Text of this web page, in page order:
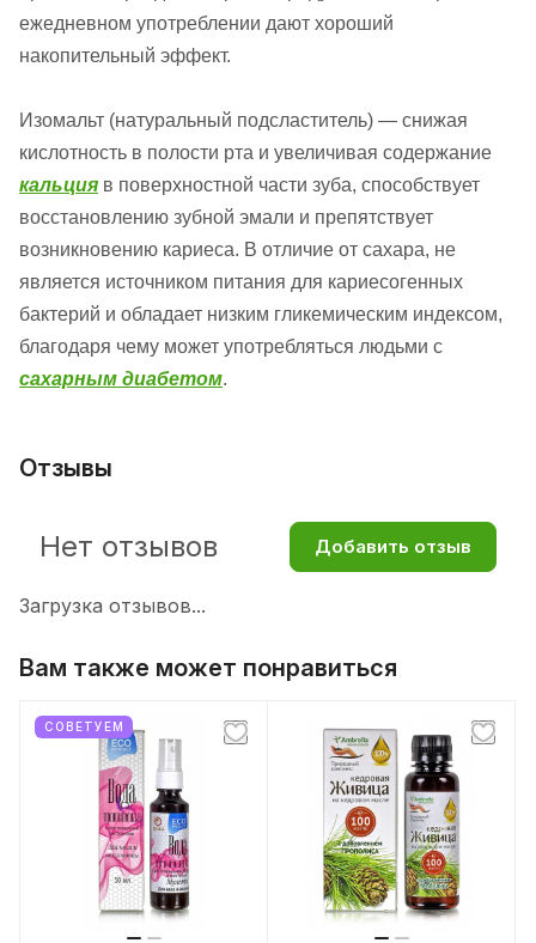
ежедневном употреблении дают хороший
накопительный эффект.
Изомальт (натуральный подсластитель) — снижая
кислотность в полости рта и увеличивая содержание
кальция в поверхностной части зуба, способствует
восстановлению зубной эмали и препятствует
возникновению кариеса. В отличие от сахара, не
является источником питания для кариесогенных
бактерий и обладает низким гликемическим индексом,
благодаря чему может употребляться людьми с
сахарным диабетом.
Отзывы
Загрузка отзывов...
Нет отзывов Добавить отзыв
Вам также может понравиться
СОВЕТУЕМ